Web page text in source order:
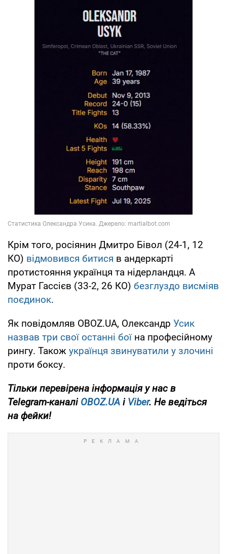
Крім того, росіянин Дмитро Бівол (24-1, 12
КО) відмовився битися в андеркарті
протистояння українця та нідерландця. А
Мурат Гассієв (33-2, 26 КО) безглуздо висміяв
поєдинок.
Як повідомляв OBOZ.UA, Олександр Усик
назвав три свої останні боїна професійному
рингу. Також українця звинуватили у злочині
проти боксу.
Тільки перевірена інформація у нас в
Telegram-каналі OBOZ.UA і Viber. Не ведіться
на фейки!